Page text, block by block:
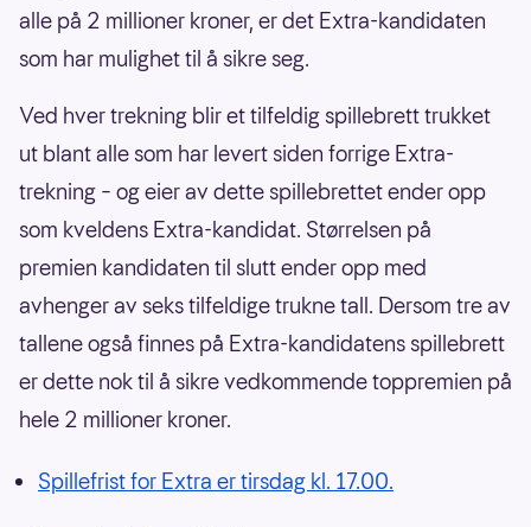
alle på 2 millioner kroner, er det Extra-kandidaten
som har mulighet til å sikre seg.
Ved hver trekning blir et tilfeldig spillebrett trukket
ut blant alle som har levert siden forrige Extra-
trekning – og eier av dette spillebrettet ender opp
som kveldens Extra-kandidat. Størrelsen på
premien kandidaten til slutt ender opp med
avhenger av seks tilfeldige trukne tall. Dersom tre av
tallene også finnes på Extra-kandidatens spillebrett
er dette nok til å sikre vedkommende toppremien på
hele 2 millioner kroner.
Spillefrist for Extra er tirsdag kl. 17.00.